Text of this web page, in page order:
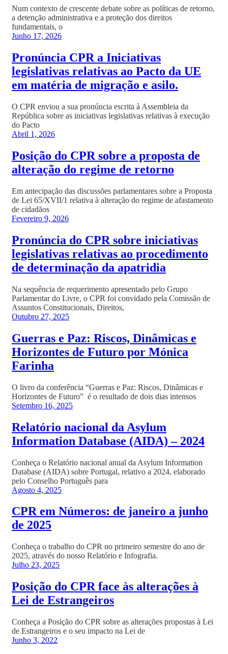
Num contexto de crescente debate sobre as políticas de retorno,
a detenção administrativa e a proteção dos direitos
fundamentais, o
Junho 17, 2026
Pronúncia CPR a Iniciativas
legislativas relativas ao Pacto da UE
em matéria de migração e asilo.
O CPR enviou a sua pronúncia escrita à Assembleia da
República sobre as iniciativas legislativas relativas à execução
do Pacto
Abril 1, 2026
Posição do CPR sobre a proposta de
alteração do regime de retorno
Em antecipação das discussões parlamentares sobre a Proposta
de Lei 65/XVII/1 relativa à alteração do regime de afastamento
de cidadãos
Fevereiro 9, 2026
Pronúncia do CPR sobre iniciativas
legislativas relativas ao procedimento
de determinação da apatridia
Na sequência de requerimento apresentado pelo Grupo
Parlamentar do Livre, o CPR foi convidado pela Comissão de
Assuntos Constitucionais, Direitos,
Outubro 27, 2025
Guerras e Paz: Riscos, Dinâmicas e
Horizontes de Futuro por Mónica
Farinha
O livro da conferência “Guerras e Paz: Riscos, Dinâmicas e
Horizontes de Futuro” é o resultado de dois dias intensos
Setembro 16, 2025
Relatório nacional da Asylum
Information Database (AIDA) – 2024
Conheça o Relatório nacional anual da Asylum Information
Database (AIDA) sobre Portugal, relativo a 2024, elaborado
pelo Conselho Português para
Agosto 4, 2025
CPR em Números: de janeiro a junho
de 2025
Conheça o trabalho do CPR no primeiro semestre do ano de
2025, através do nosso Relatório e Infografia.
Julho 23, 2025
Posição do CPR face às alterações à
Lei de Estrangeiros
Conheça a Posição do CPR sobre as alterações propostas à Lei
de Estrangeiros e o seu impacto na Lei de
Junho 3, 2022